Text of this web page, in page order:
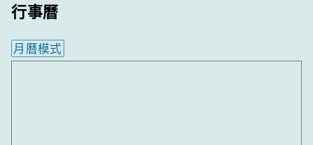
行事曆
月曆模式